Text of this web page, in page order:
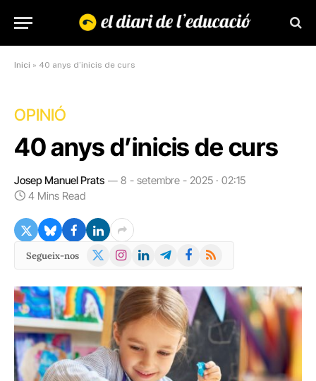
Inici » 40 anys d’inicis de curs
OPINIÓ
40 anys d’inicis de curs
Josep Manuel Prats
8 - setembre - 2025 · 02:15
4 Mins Read
Segueix-nos
X
Instagram
LinkedInTelegramFacebook
RSS